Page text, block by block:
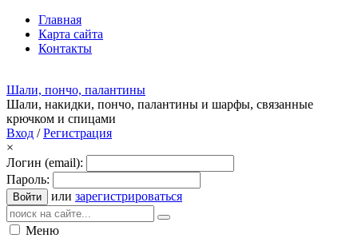
Главная
Карта сайта
Контакты
Шали, пончо, палантины
Шали, накидки, пончо, палантины и шарфы, связанные
крючком и спицами
Вход /Регистрация
×
Логин (email):
Пароль:
Войти или зарегистрироваться
Меню